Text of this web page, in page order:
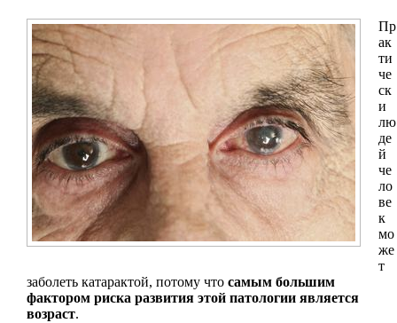
Пр
ак
ти
че
ск
и
лю
де
й
че
ло
ве
к
мо
же
т
заболеть катарактой, потому что самым большим
фактором риска развития этой патологии является
возраст.